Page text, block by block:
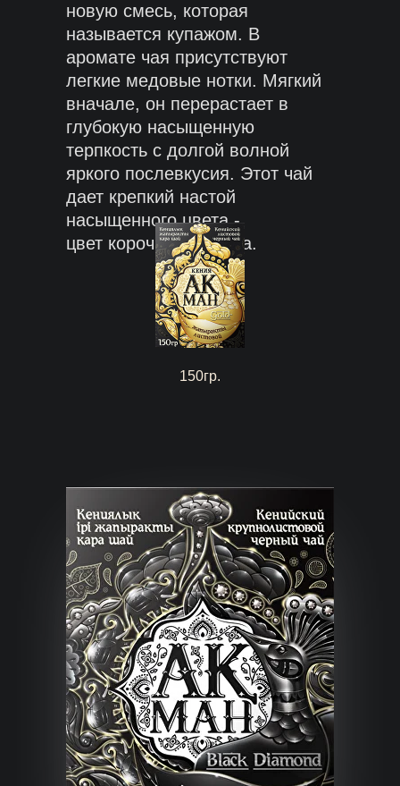
новую смесь, которая
называется купажом. В
аромате чая присутствуют
легкие медовые нотки. Мягкий
вначале, он перерастает в
глубокую насыщенную
терпкость с долгой волной
яркого послевкусия. Этот чай
дает крепкий настой
насыщенного цвета -
цвет корочки бисквита.
150гр.